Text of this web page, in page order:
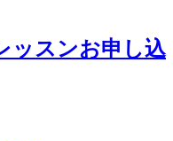
ッスンお申し込